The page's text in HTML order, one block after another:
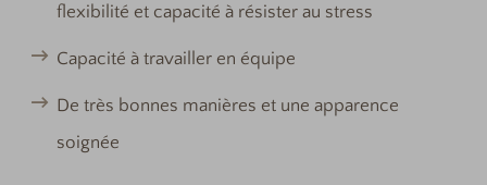
flexibilité et capacité à résister au stress
Capacité à travailler en équipe
De très bonnes manières et une apparence
soignée